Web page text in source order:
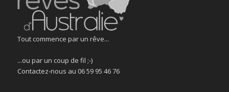
Tout commence par un rêve...
...ou par un coup de fil ;-)
Contactez-nous au 06 59 95 46 76